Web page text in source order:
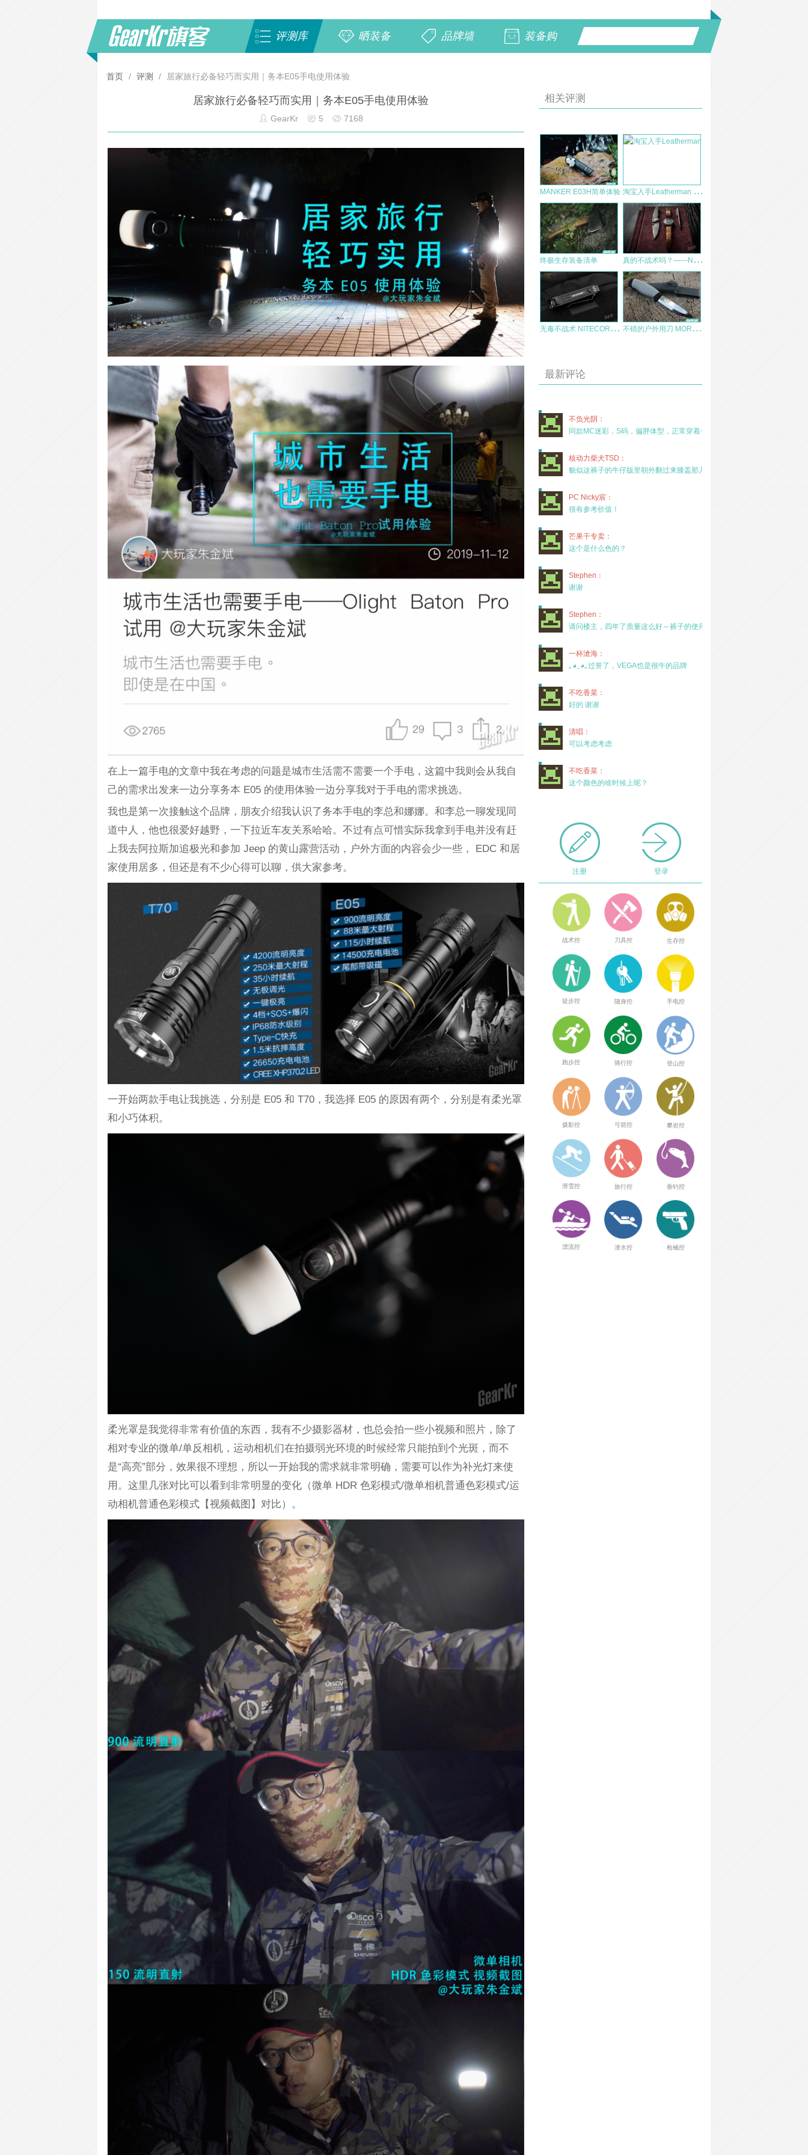
评测库 晒装备 品牌墙 装备购
首页 / 评测 / 居家旅行必备轻巧而实用｜务本E05手电使用体验
居家旅行必备轻巧而实用｜务本E05手电使用体验
GearKr 5 7168
在上一篇手电的文章中我在考虑的问题是城市生活需不需要一个手电，这篇中我则会从我自
己的需求出发来一边分享务本 E05 的使用体验一边分享我对于手电的需求挑选。
我也是第一次接触这个品牌，朋友介绍我认识了务本手电的李总和娜娜。和李总一聊发现同
道中人，他也很爱好越野，一下拉近车友关系哈哈。不过有点可惜实际我拿到手电并没有赶
上我去阿拉斯加追极光和参加 Jeep 的黄山露营活动，户外方面的内容会少一些， EDC 和居
家使用居多，但还是有不少心得可以聊，供大家参考。
一开始两款手电让我挑选，分别是 E05 和 T70，我选择 E05 的原因有两个，分别是有柔光罩
和小巧体积。
柔光罩是我觉得非常有价值的东西，我有不少摄影器材，也总会拍一些小视频和照片，除了
相对专业的微单/单反相机，运动相机们在拍摄弱光环境的时候经常只能拍到个光斑，而不
是“高亮”部分，效果很不理想，所以一开始我的需求就非常明确，需要可以作为补光灯来使
用。这里几张对比可以看到非常明显的变化（微单 HDR 色彩模式/微单相机普通色彩模式/运
动相机普通色彩模式【视频截图】对比）。
相关评测
MANKER E03H简单体验 淘
宝入手Leatherman Wingman两年使用感受
终极生存装备清单 真
的不战术吗？——NITECORE NTP40钛合金自动铅笔测评
无
毒不战术 NITECORE战术小毒桶P18评测 LL0899出品 不
错的户外用刀 MORAKNIV Craftline HighQ Robust
最新评论
不负光阴：
同款MC迷彩，S码，偏胖体型，正常穿着一年半，没
核动力柴犬TSD：
貌似这裤子的牛仔版里朝外翻过来膝盖那儿有放护膝的
PC Nicky宸：
很有参考价值！
芒果干专卖：
这个是什么色的？
Stephen：
谢谢
Stephen：
请问楼主，四年了质量这么好～裤子的使用率高吗？
一杯滄海：
｡◕‿◕｡过誉了，VEGA也是很牛的品牌
不吃香菜：
好的 谢谢
清唱：
可以考虑考虑
不吃香菜：
这个颜色的啥时候上呢？
注册 登录
战术控 刀具控 生存控
徒步控 随身控 手电控
跑步控 骑行控 登山控
摄影控 弓箭控 攀岩控
滑雪控 旅行控 垂钓控
漂流控 潜水控 枪械控